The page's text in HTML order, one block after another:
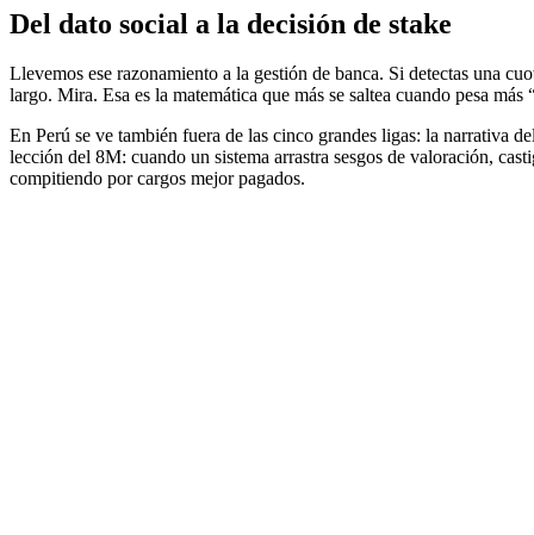
Del dato social a la decisión de stake
Llevemos ese razonamiento a la gestión de banca. Si detectas una
largo. Mira. Esa es la matemática que más se saltea cuando pesa
En Perú se ve también fuera de las cinco grandes ligas: la narrativa
lección del 8M: cuando un sistema arrastra sesgos de valoración,
compitiendo por cargos mejor pagados.